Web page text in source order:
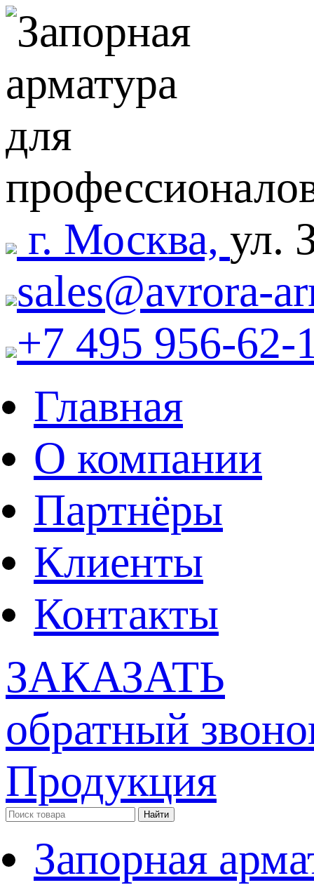
г. Москва, ул.
sales@avrora-
+7 495 956-62-
Главная
О компании
Партнёры
Клиенты
Контакты
ЗАКАЗАТЬ
обратный
Продукция
Запорная